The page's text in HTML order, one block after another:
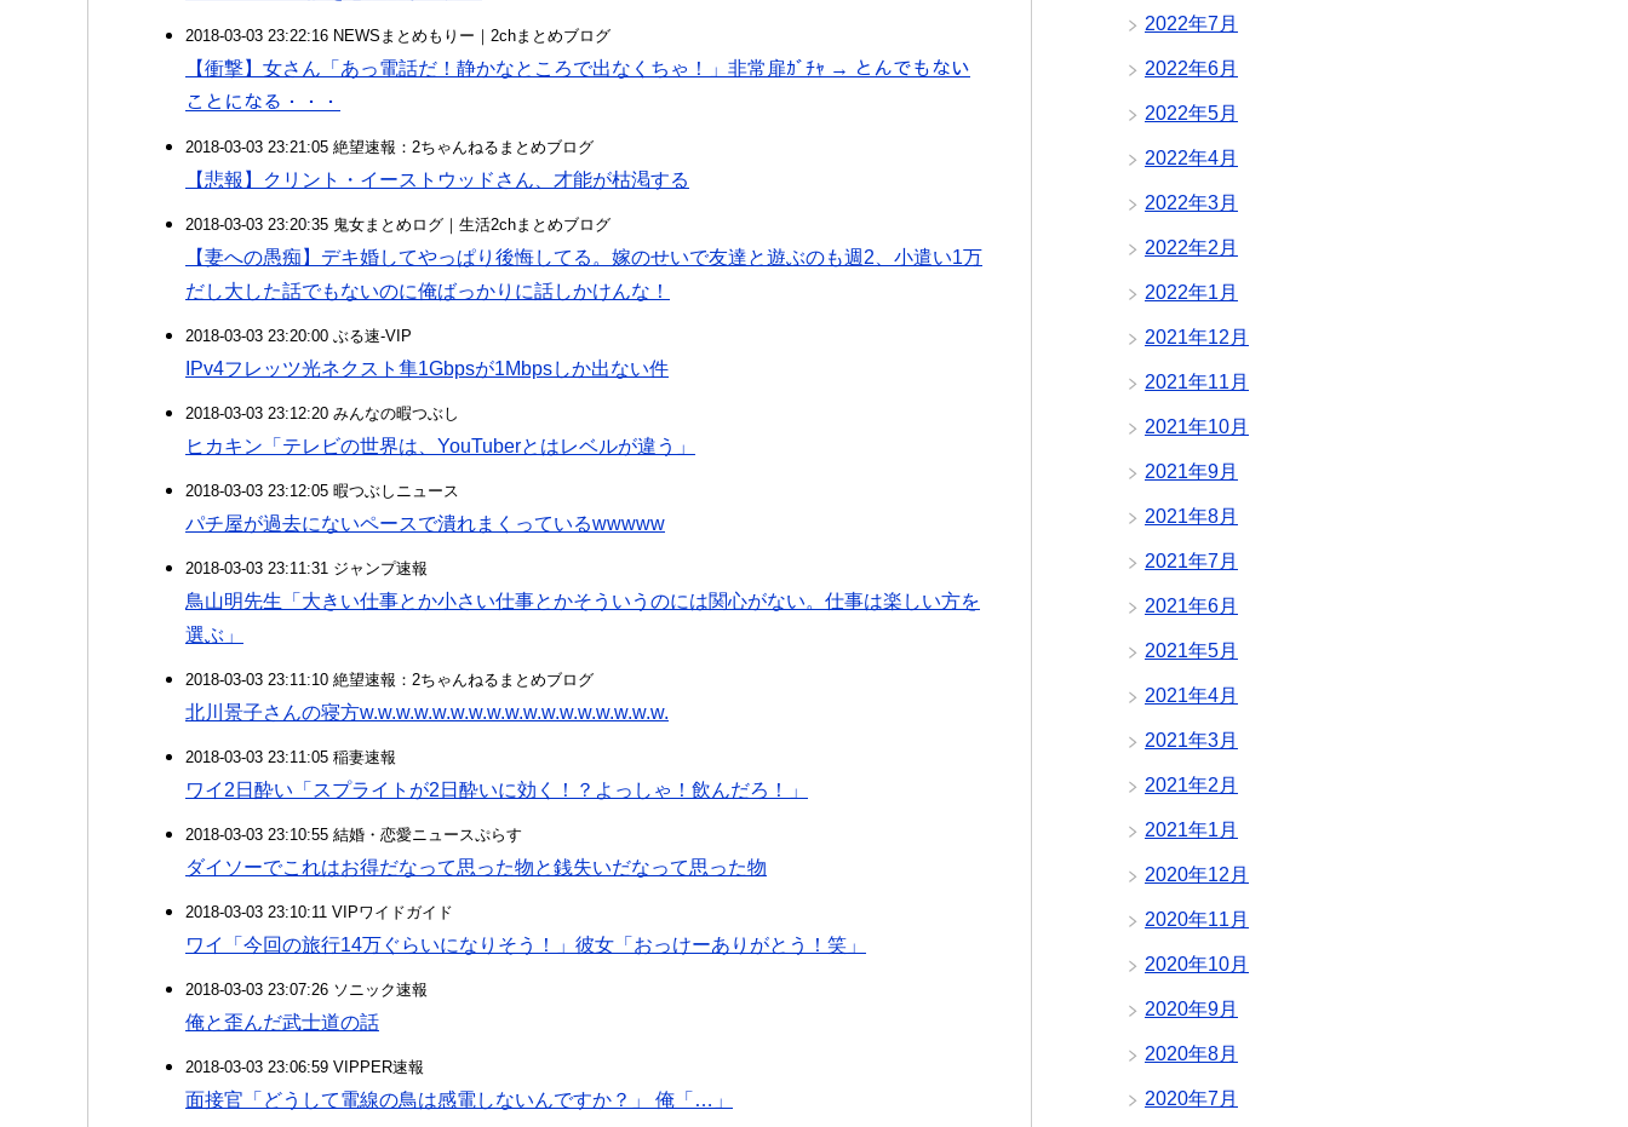
2018-03-03 23:22:16 NEWSまとめもりー｜2chまとめブログ
【衝撃】女さん「あっ電話だ！静かなところで出なくちゃ！」非常扉ｶﾞﾁｬ → とんでもない
ことになる・・・
2018-03-03 23:21:05 絶望速報：2ちゃんねるまとめブログ
【悲報】クリント・イーストウッドさん、才能が枯渇する
2018-03-03 23:20:35 鬼女まとめログ｜生活2chまとめブログ
【妻への愚痴】デキ婚してやっぱり後悔してる。嫁のせいで友達と遊ぶのも週2、小遣い1万
だし大した話でもないのに俺ばっかりに話しかけんな！
2018-03-03 23:20:00 ぶる速-VIP
IPv4フレッツ光ネクスト隼1Gbpsが1Mbpsしか出ない件
2018-03-03 23:12:20 みんなの暇つぶし
ヒカキン「テレビの世界は、YouTuberとはレベルが違う」
2018-03-03 23:12:05 暇つぶしニュース
パチ屋が過去にないペースで潰れまくっているwwwww
2018-03-03 23:11:31 ジャンプ速報
鳥山明先生「大きい仕事とか小さい仕事とかそういうのには関心がない。仕事は楽しい方を
選ぶ」
2018-03-03 23:11:10 絶望速報：2ちゃんねるまとめブログ
北川景子さんの寝方w.w.w.w.w.w.w.w.w.w.w.w.w.w.w.w.w.
2018-03-03 23:11:05 稲妻速報
ワイ2日酔い「スプライトが2日酔いに効く！？よっしゃ！飲んだろ！」
2018-03-03 23:10:55 結婚・恋愛ニュースぷらす
ダイソーでこれはお得だなって思った物と銭失いだなって思った物
2018-03-03 23:10:11 VIPワイドガイド
ワイ「今回の旅行14万ぐらいになりそう！」彼女「おっけーありがとう！笑」
2018-03-03 23:07:26 ソニック速報
俺と歪んだ武士道の話
2018-03-03 23:06:59 VIPPER速報
面接官「どうして電線の鳥は感電しないんですか？」 俺「…」
2022年7月
2022年6月
2022年5月
2022年4月
2022年3月
2022年2月
2022年1月
2021年12月
2021年11月
2021年10月
2021年9月
2021年8月
2021年7月
2021年6月
2021年5月
2021年4月
2021年3月
2021年2月
2021年1月
2020年12月
2020年11月
2020年10月
2020年9月
2020年8月
2020年7月